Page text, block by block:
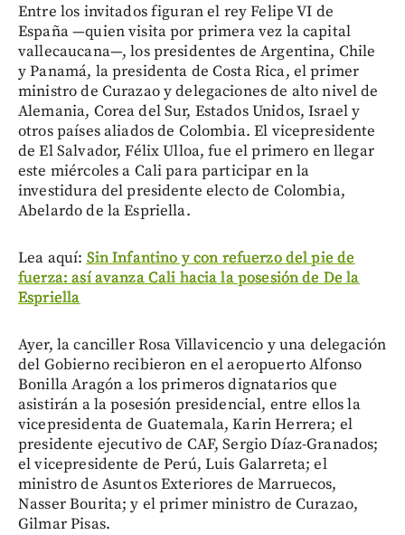
Entre los invitados figuran el rey Felipe VI de
España —quien visita por primera vez la capital
vallecaucana—, los presidentes de Argentina, Chile
y Panamá, la presidenta de Costa Rica, el primer
ministro de Curazao y delegaciones de alto nivel de
Alemania, Corea del Sur, Estados Unidos, Israel y
otros países aliados de Colombia. El vicepresidente
de El Salvador, Félix Ulloa, fue el primero en llegar
este miércoles a Cali para participar en la
investidura del presidente electo de Colombia,
Abelardo de la Espriella.
Lea aquí: Sin Infantino y con refuerzo del pie de
fuerza: así avanza Cali hacia la posesión de De la
Espriella
Ayer, la canciller Rosa Villavicencio y una delegación
del Gobierno recibieron en el aeropuerto Alfonso
Bonilla Aragón a los primeros dignatarios que
asistirán a la posesión presidencial, entre ellos la
vicepresidenta de Guatemala, Karin Herrera; el
presidente ejecutivo de CAF, Sergio Díaz-Granados;
el vicepresidente de Perú, Luis Galarreta; el
ministro de Asuntos Exteriores de Marruecos,
Nasser Bourita; y el primer ministro de Curazao,
Gilmar Pisas.